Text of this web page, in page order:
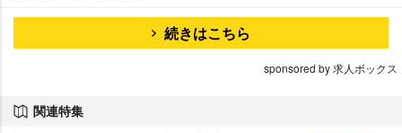
続きはこちら
sponsored by 求人ボックス
関連特集